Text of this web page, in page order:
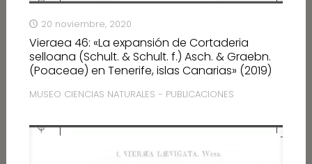
20 noviembre, 2020
Vieraea 46: «La expansión de Cortaderia
selloana (Schult. & Schult. f.) Asch. & Graebn.
(Poaceae) en Tenerife, islas Canarias» (2019)
MUSEO CIENCIAS NATURALES - PUBLICACIONES